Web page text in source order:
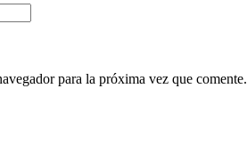
para la próxima vez que comente.